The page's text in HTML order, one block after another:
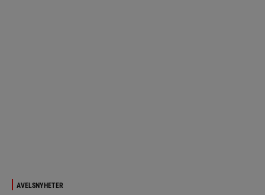
AVELSNYHETER